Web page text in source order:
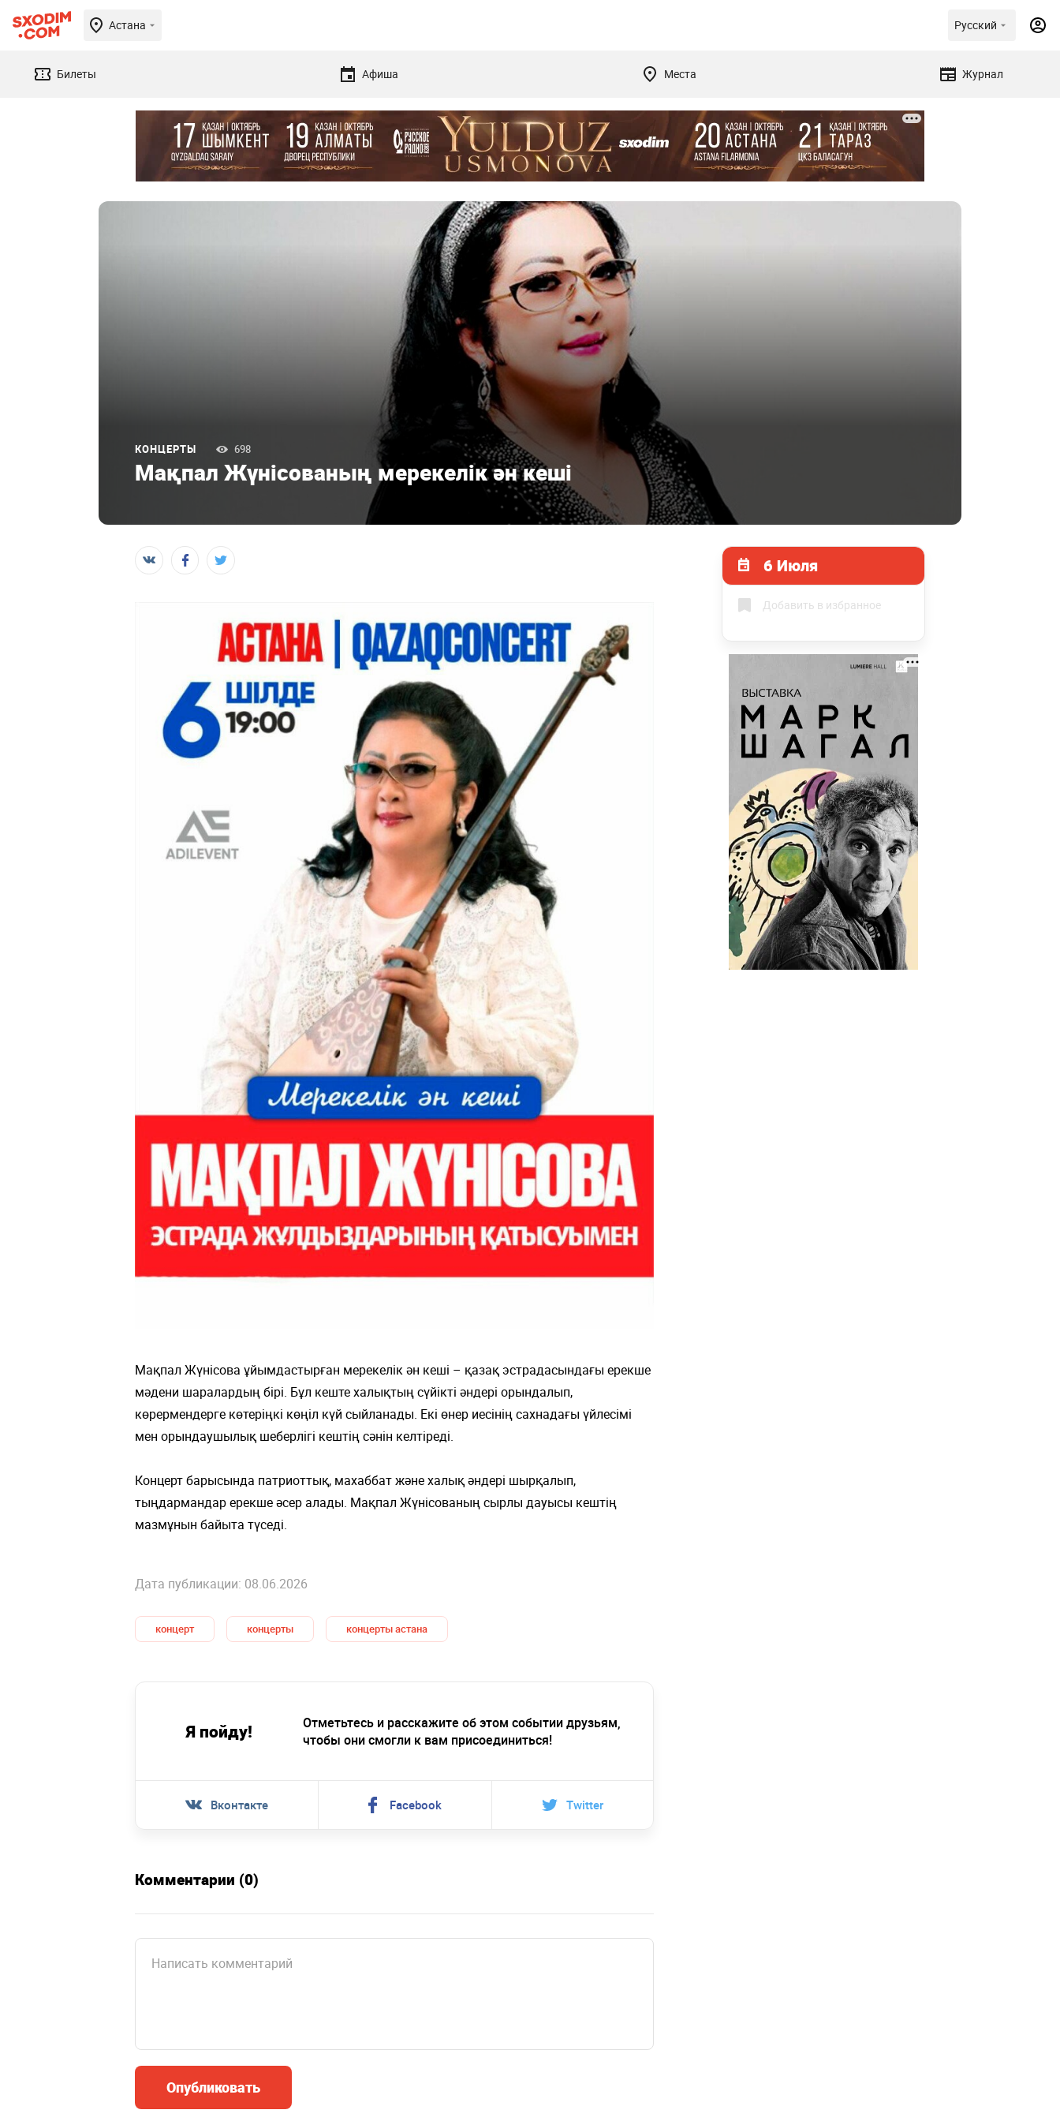
Астана Русский
Билеты Афиша Места Журнал
КОНЦЕРТЫ 698
Мақпал Жүнісованың мерекелік ән кеші
6 Июля
Добавить в избранное
Мақпал Жүнісова ұйымдастырған мерекелік ән кеші – қазақ эстрадасындағы ерекше
мәдени шаралардың бірі. Бұл кеште халықтың сүйікті әндері орындалып,
көрермендерге көтеріңкі көңіл күй сыйланады. Екі өнер иесінің сахнадағы үйлесімі
мен орындаушылық шеберлігі кештің сәнін келтіреді.
Концерт барысында патриоттық, махаббат және халық әндері шырқалып,
тыңдармандар ерекше әсер алады. Мақпал Жүнісованың сырлы дауысы кештің
мазмұнын байыта түседі.
Дата публикации: 08.06.2026
концерт концерты концерты астана
Я пойду!
Отметьтесь и расскажите об этом событии друзьям,
чтобы они смогли к вам присоединиться!
Вконтакте Facebook Twitter
Комментарии (0)
Опубликовать